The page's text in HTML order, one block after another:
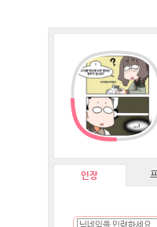
인장